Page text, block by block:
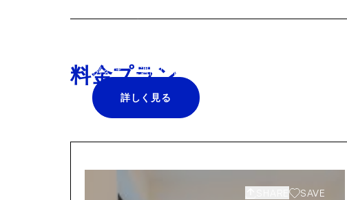
例えば、2週間に1回のプロの清掃サービスが¥25,000！
詳しく見る
料金プラン
SAVE